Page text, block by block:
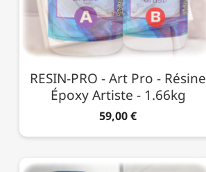
RESIN-PRO - Art Pro - Résine
Époxy Artiste - 1.66kg
59,00 €